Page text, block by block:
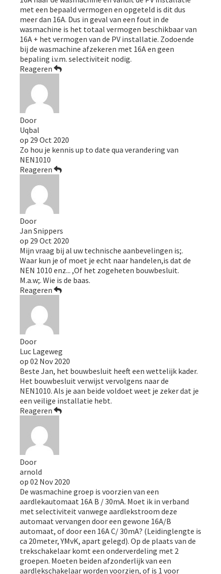
met een bepaald vermogen en opgeteld is dit dus
meer dan 16A. Dus in geval van een fout in de
wasmachine is het totaal vermogen beschikbaar van
16A + het vermogen van de PV installatie. Zodoende
bij de wasmachine afzekeren met 16A en geen
bepaling i.v.m. selectiviteit nodig.
Reageren
Door
Uqbal
op 29 Oct 2020
Zo hou je kennis up to date qua verandering van
NEN1010
Reageren
Door
Jan Snippers
op 29 Oct 2020
Mijn vraag bij al uw technische aanbevelingen is;.
Waar kun je of moet je echt naar handelen,is dat de
NEN 1010 enz... ,Of het zogeheten bouwbesluit.
M.a.w;. Wie is de baas.
Reageren
Door
Luc Lageweg
op 02 Nov 2020
Beste Jan, het bouwbesluit heeft een wettelijk kader.
Het bouwbesluit verwijst vervolgens naar de
NEN1010. Als je aan beide voldoet weet je zeker dat je
een veilige installatie hebt.
Reageren
Door
arnold
op 02 Nov 2020
De wasmachine groep is voorzien van een
aardlekautomaat 16A B / 30mA. Moet ik in verband
met selectiviteit vanwege aardlekstroom deze
automaat vervangen door een gewone 16A/B
automaat, of door een 16A C/ 30mA? (Leidinglengte is
ca 20meter, YMvK, apart gelegd). Op de plaats van de
trekschakelaar komt een onderverdeling met 2
groepen. Moeten beiden afzonderlijk van een
aardlekschakelaar worden voorzien, of is 1 voor